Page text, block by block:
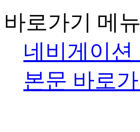
바로가기 메뉴
네비게이
본문 바로